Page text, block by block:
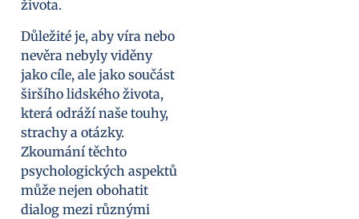
života.
Důležité je, aby víra nebo
nevěra nebyly viděny
jako cíle, ale jako součást
širšího lidského života,
která odráží naše touhy,
strachy a otázky.
Zkoumání těchto
psychologických aspektů
může nejen obohatit
dialog mezi různými